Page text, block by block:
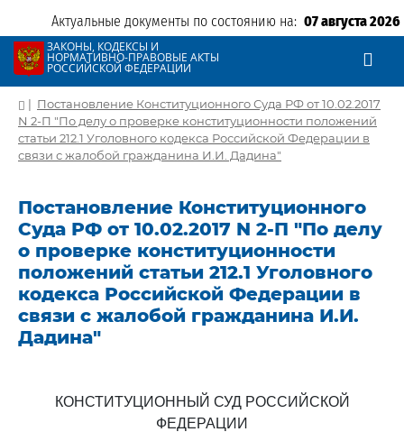
Актуальные документы по состоянию на: 07 августа 2026
ЗАКОНЫ, КОДЕКСЫ И
НОРМАТИВНО-ПРАВОВЫЕ АКТЫ
РОССИЙСКОЙ ФЕДЕРАЦИИ
| Постановление Конституционного Суда РФ от 10.02.2017
N 2-П "По делу о проверке конституционности положений
статьи 212.1 Уголовного кодекса Российской Федерации в
связи с жалобой гражданина И.И. Дадина"
Постановление Конституционного
Суда РФ от 10.02.2017 N 2-П "По делу
о проверке конституционности
положений статьи 212.1 Уголовного
кодекса Российской Федерации в
связи с жалобой гражданина И.И.
Дадина"
КОНСТИТУЦИОННЫЙ СУД РОССИЙСКОЙ
ФЕДЕРАЦИИ